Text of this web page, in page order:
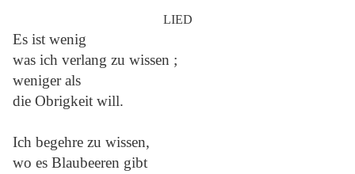
LIED
Es ist wenig
was ich verlang zu wissen ;
weniger als
die Obrigkeit will.
Ich begehre zu wissen,
wo es Blaubeeren gibt